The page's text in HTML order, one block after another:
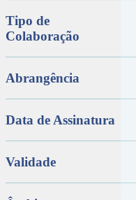
Tipo de
Colaboração
Abrangência
Data de Assinatura
Validade